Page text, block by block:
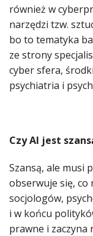
również w
narzędzi tzw.
bo to tematyka
ze strony
cyber sfera,
psychiatria i
Czy AI jest
Szansą, ale musi
obserwuje się, co
socjologów,
i w końcu
prawne i zaczyna